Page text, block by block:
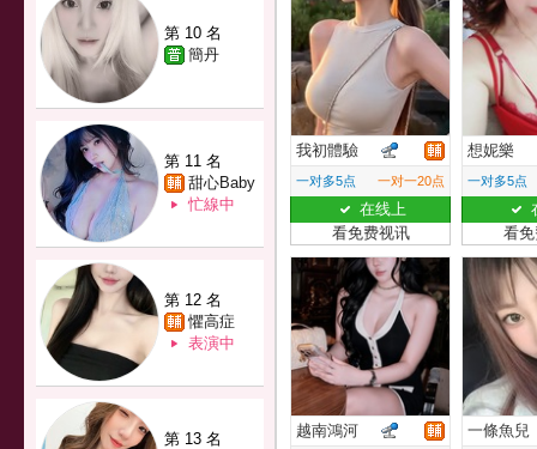
第 10 名
簡丹
第 11 名
甜心Baby
忙線中
第 12 名
懼高症
表演中
第 13 名
我初體驗
一对多5点 一对一20点
在线上
看免费视讯
想妮樂
一对多5点
看
越南鴻河 一條魚兒